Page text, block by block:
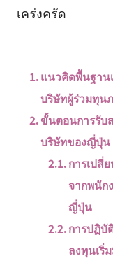
เคร่งครัด
แนวคิดพื้นฐาน
บริษัทผู้ร่วมทุน
ขั้นตอนการรับ
บริษัทของญี่ปุ่น
การเปลี่
จากพนัก
ญี่ปุ่น
การปฏิบั
ลงทุนเริ่